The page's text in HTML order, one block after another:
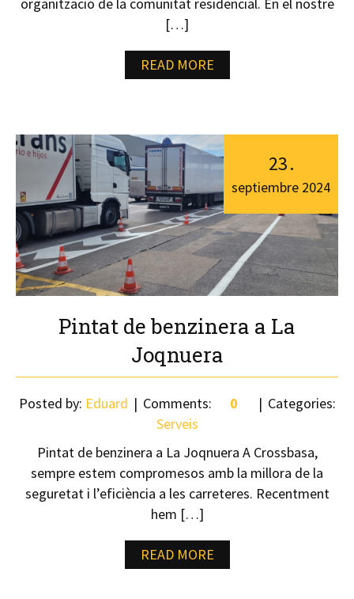
[…]
READ MORE
Pintat de benzinera a La
Joqnuera
23.
septiembre 2024
Posted by: Eduard Comments: 0
Categories:
Serveis
Pintat de benzinera a La Joqnuera A Crossbasa,
sempre estem compromesos amb la millora de la
seguretat i l’eficiència a les carreteres. Recentment
hem […]
READ MORE